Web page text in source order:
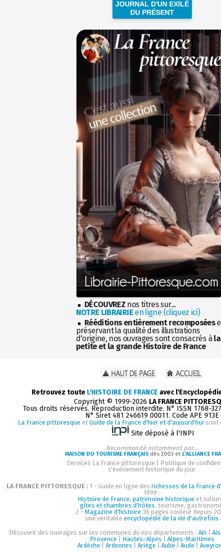
JOURNAL D'UN EXILÉ
DU PRÉSENT
DÉCOUVREZ nos titres sur...
NOTRE LIBRAIRIEen ligne (cliquez ici)
Rééditions entièrement recomposées
préservant la qualité des illustrations
d'origine, nos ouvrages sont consacrés à la
petite et la grande Histoire de France
Retrouvez toute L'HISTOIRE DE FRANCE avec
Copyright © 1999-2026 LA FRANCE
Tous droits réservés. Reproduction interdite. N° ISSN 1768-
N° Siret 481 246619 00011. Code APE 913E
La France pittoresque et Guide de la France d'hier et d'aujourd'hui sont
Site déposé à l'INPI
Recommandé notamment par...
MAISON DU TOURISME FRANÇAISdès 2003 et L'ALLIANCE
Services La France pittoresque
Politique de
L'événement historique du jour
LA FRANCE PITTORESQUE : 1 - Guide en ligne des richesses de la France
1999 :
Histoire de France, patrimoine historique et
gîtes et chambres d'hôtes, tourisme,
2 - Magazine d'histoire 36 pages couleur depuis
une véritable encyclopédie de la vie d'autrefois
Découvrir des ouvrages sur les communes de nos départements : Ain
Provence
Hautes-Alpes
Alpes-Maritimes
Ardèche
Ardennes Ariège Aube Aude